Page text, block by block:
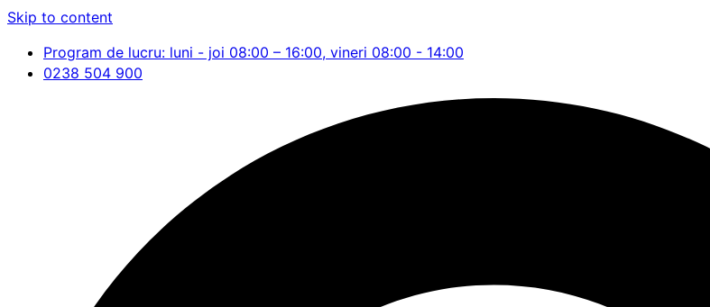
Skip to content
Program de lucru: luni - joi 08:00 – 16:00, vineri 08:00 - 14:00
0238 504 900